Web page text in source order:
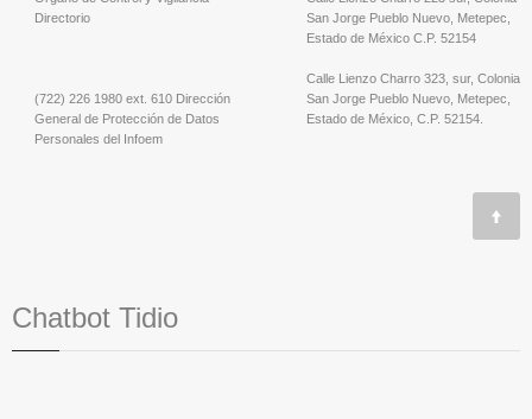
Directorio
(722) 226 1980 ext. 610 Dirección
General de Protección de Datos
Personales del Infoem
San Jorge Pueblo Nuevo, Metepec,
Estado de México C.P. 52154
Calle Lienzo Charro 323, sur, Colonia
San Jorge Pueblo Nuevo, Metepec,
Estado de México, C.P. 52154.
Chatbot Tidio